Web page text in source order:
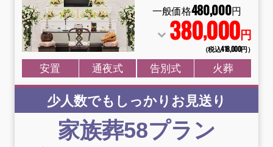
一般価格480,000円
380,000円
（税込418,000円）
安置 通夜式 告別式 火葬
少人数でもしっかりお見送り
家族葬58プラン